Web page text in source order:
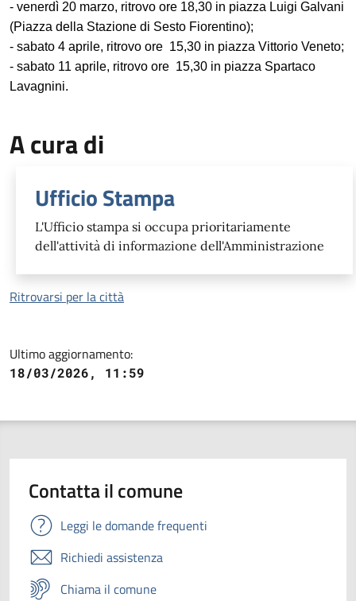
- venerdì 20 marzo, ritrovo ore 18,30 in piazza Luigi Galvani
(Piazza della Stazione di Sesto Fiorentino);
- sabato 4 aprile, ritrovo ore 15,30 in piazza Vittorio Veneto;
- ⁠sabato 11 aprile, ritrovo ore 15,30 in piazza Spartaco
Lavagnini.
A cura di
Ufficio Stampa
L'Ufficio stampa si occupa prioritariamente
dell'attività di informazione dell'Amministrazione
Ritrovarsi per la città
Ultimo aggiornamento:
18/03/2026, 11:59
Contatta il comune
Leggi le domande frequenti
Richiedi assistenza
Chiama il comune